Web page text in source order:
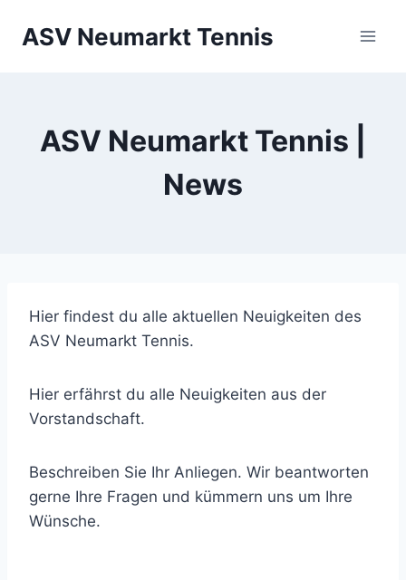
InhaltASV Neumarkt Tennis
ASV Neumarkt Tennis |
News
Hier findest du alle aktuellen Neuigkeiten des
ASV Neumarkt Tennis.
Hier erfährst du alle Neuigkeiten aus der
Vorstandschaft.
Beschreiben Sie Ihr Anliegen. Wir beantworten
gerne Ihre Fragen und kümmern uns um Ihre
Wünsche.